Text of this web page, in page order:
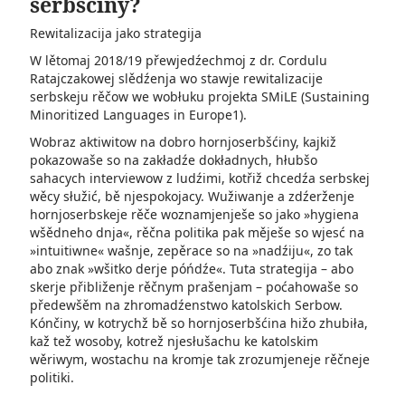
Rewitalizacija jako strategija
W lětomaj 2018/19 přewjedźechmoj z dr. Cordulu
Ratajczakowej slědźenja wo stawje rewitalizacije
serbskeju rěčow we wobłuku projekta SMiLE (Sustaining
Minoritized Languages in Europe1).
Wobraz aktiwitow na dobro hornjoserbšćiny, kajkiž
pokazowaše so na zakładźe dokładnych, hłubšo
sahacych interviewow z ludźimi, kotřiž chcedźa serbskej
wěcy słužić, bě njespokojacy. Wužiwanje a zdźerženje
hornjoserbskeje rěče woznamjenješe so jako »hygiena
wšědneho dnja«, rěčna politika pak měješe so wjesć na
»intuitiwne« wašnje, zepěrace so na »nadźiju«, zo tak
abo znak »wšitko derje póńdźe«. Tuta strategija – abo
skerje přibliženje rěčnym prašenjam – poćahowaše so
předewšěm na zhromadźenstwo katolskich Serbow.
Kónčiny, w kotrychž bě so hornjoserbšćina hižo zhubiła,
kaž tež wosoby, kotrež njesłušachu ke katolskim
wěriwym, wostachu na kromje tak zrozumjeneje rěčneje
politiki.